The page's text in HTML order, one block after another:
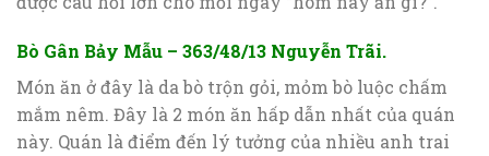
Bò Gân Bảy Mẫu – 363/48/13 Nguyễn Trãi.
Món ăn ở đây là da bò trộn gỏi, mỏm bò luộc chấm
mắm nêm. Đây là 2 món ăn hấp dẫn nhất của quán
này. Quán là điểm đến lý tưởng của nhiều anh trai